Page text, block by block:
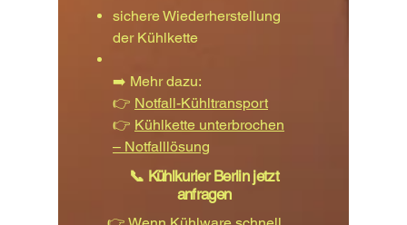
sichere Wiederherstellung
der Kühlkette
➡️ Mehr dazu:
👉 Notfall-Kühltransport
👉 Kühlkette unterbrochen
– Notfalllösung
📞 Kühlkurier Berlin jetzt
anfragen